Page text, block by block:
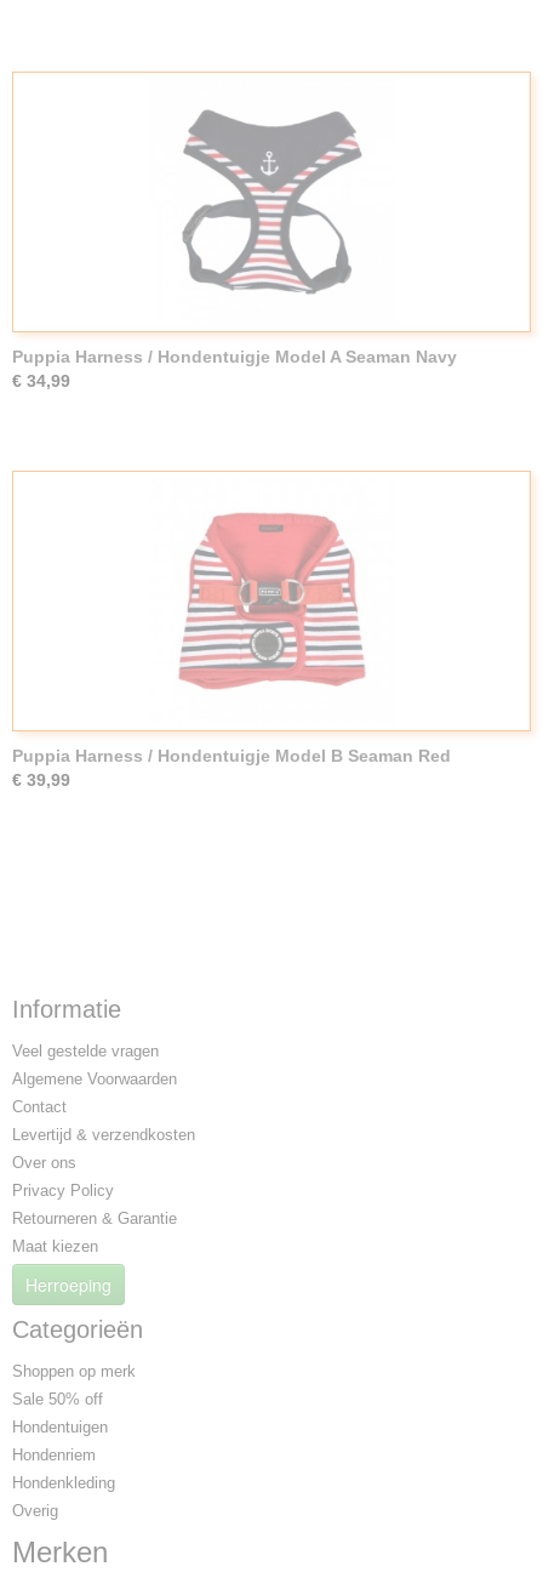
Puppia Harness / Hondentuigje Model A Seaman Navy
€ 34,99
Puppia Harness / Hondentuigje Model B Seaman Red
€ 39,99
Informatie
Veel gestelde vragen
Algemene Voorwaarden
Contact
Levertijd & verzendkosten
Over ons
Privacy Policy
Retourneren & Garantie
Maat kiezen
Herroeping
Categorieën
Shoppen op merk
Sale 50% off
Hondentuigen
Hondenriem
Hondenkleding
Overig
Merken